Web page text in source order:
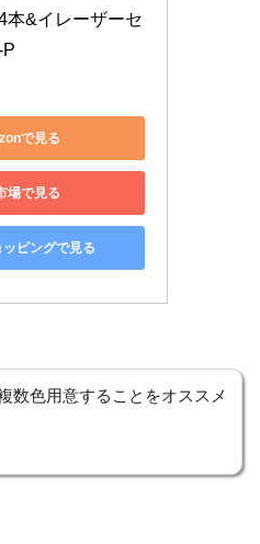
本&イレーザーセ
で見る
場で見る
ピングで見る
数色用意することをオススメ